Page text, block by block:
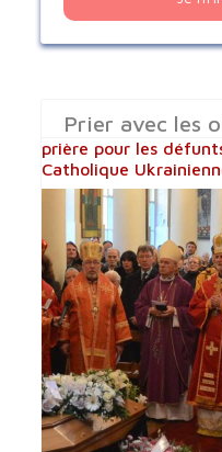
Prier avec les
prière pour les
Catholique